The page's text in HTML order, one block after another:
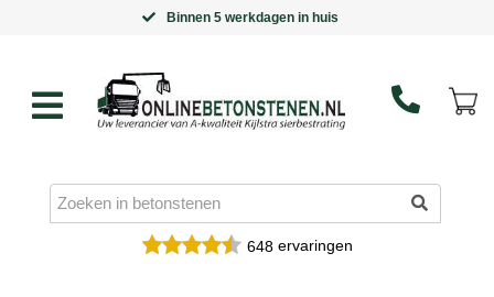
Goedkoopste leverancier van Kijlstra bestrating
648ervaringen